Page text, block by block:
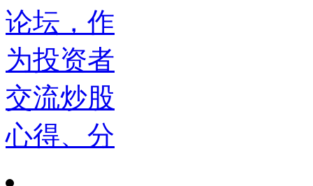
论坛，作
为投资者
交流炒股
心得、分